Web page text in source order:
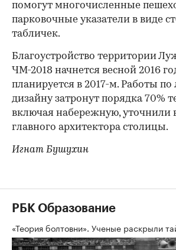
помогут многочисленные
парковочные указатели в виде
табличек.
Благоустройство территории
ЧМ-2018 начнется весной 2016
планируется в 2017-м. Работы
дизайну затронут порядка 70%
включая набережную, уточнили
главного архитектора столицы.
Игнат Бушухин
РБК Образование
«Теория болтовни». Ученые раскрыли